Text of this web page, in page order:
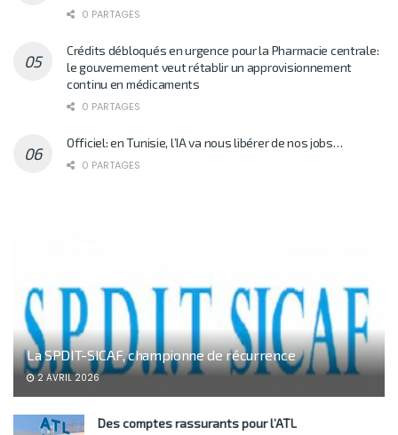
0 PARTAGES
Crédits débloqués en urgence pour la Pharmacie centrale:
le gouvernement veut rétablir un approvisionnement
continu en médicaments
0 PARTAGES
Officiel: en Tunisie, l’IA va nous libérer de nos jobs…
0 PARTAGES
La SPDIT-SICAF, championne de récurrence
2 AVRIL 2026
Des comptes rassurants pour l’ATL